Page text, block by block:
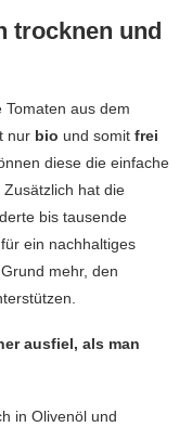
trocknen und
aus dem
nur bio und somit frei
diese die einfache
hat die
bis tausende
ein nachhaltiges
mehr, den
ausfiel, als man
in Olivenöl und